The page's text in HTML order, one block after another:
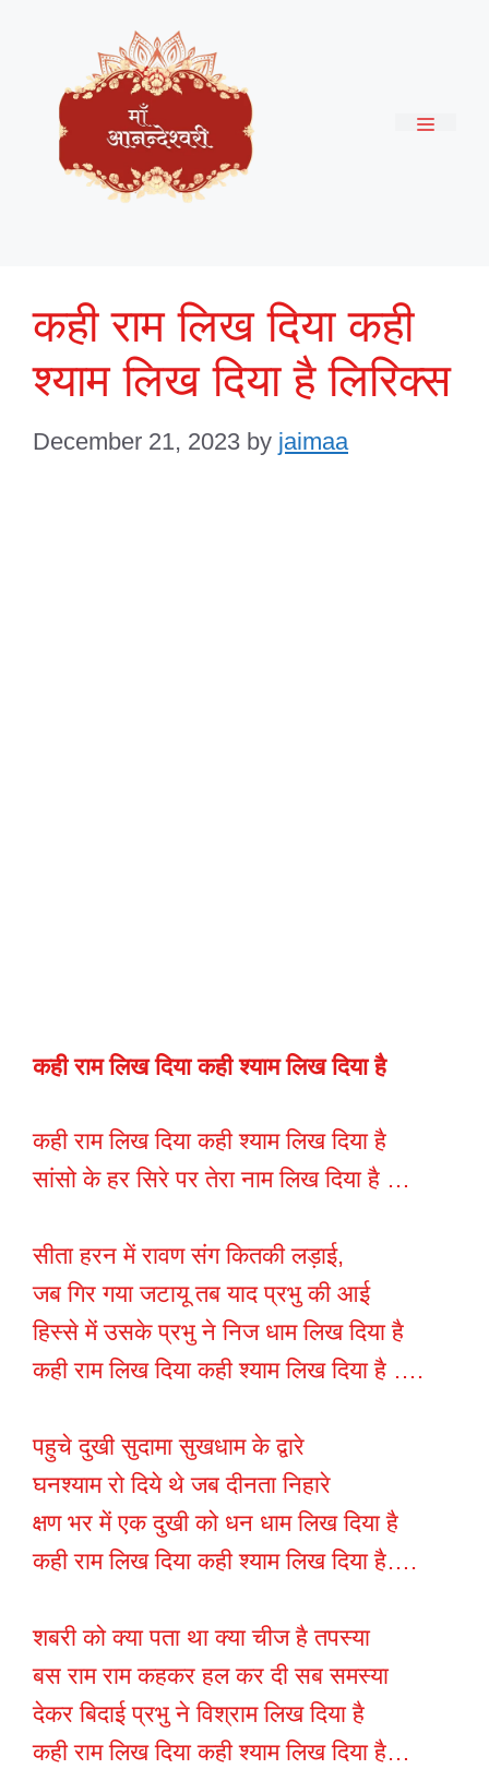
content
कही राम लिख दिया कही
श्याम लिख दिया है लिरिक्स
December 21, 2023 by jaimaa
कही राम लिख दिया कही श्याम लिख दिया है
कही राम लिख दिया कही श्याम लिख दिया है
सांसो के हर सिरे पर तेरा नाम लिख दिया है …
सीता हरन में रावण संग कितकी लड़ाई,
जब गिर गया जटायू तब याद प्रभु की आई
हिस्से में उसके प्रभु ने निज धाम लिख दिया है
कही राम लिख दिया कही श्याम लिख दिया है ….
पहुचे दुखी सुदामा सुखधाम के द्वारे
घनश्याम रो दिये थे जब दीनता निहारे
क्षण भर में एक दुखी को धन धाम लिख दिया है
कही राम लिख दिया कही श्याम लिख दिया है….
शबरी को क्या पता था क्या चीज है तपस्या
बस राम राम कहकर हल कर दी सब समस्या
देकर बिदाई प्रभु ने विश्राम लिख दिया है
कही राम लिख दिया कही श्याम लिख दिया है…